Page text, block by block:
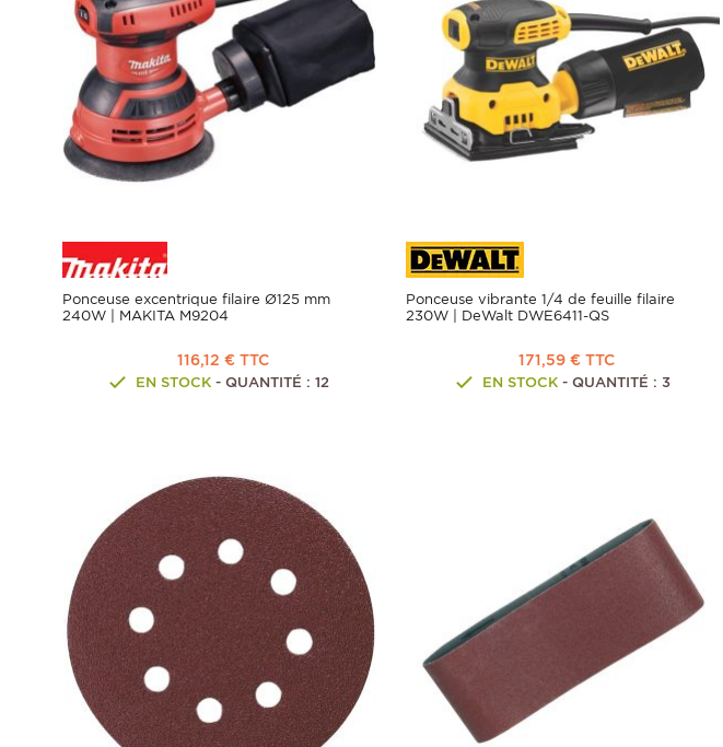
Ponceuse excentrique filaire Ø125 mm
240W | MAKITA M9204
116,12 € TTC
EN STOCK - QUANTITÉ : 12
Ponceuse vibrante 1/4 de feuille filaire
230W | DeWalt DWE6411-QS
171,59 € TTC
EN STOCK- QUANTITÉ : 3